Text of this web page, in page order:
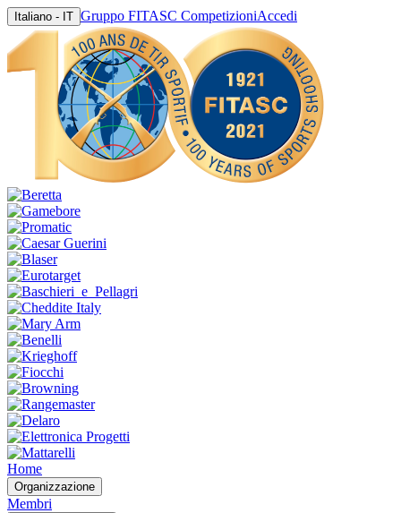
Italiano - IT Gruppo FITASC CompetizioniAccedi
Home
Organizzazione
Membri